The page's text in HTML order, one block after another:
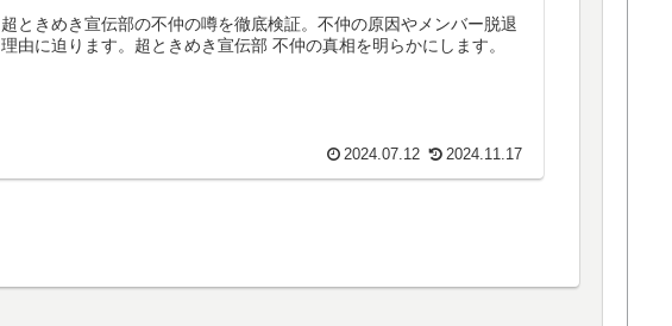
超ときめき宣伝部の不仲の噂を徹底検証。不仲の原因やメンバー脱退
理由に迫ります。超ときめき宣伝部 不仲の真相を明らかにします。
2024.07.12 2024.11.17